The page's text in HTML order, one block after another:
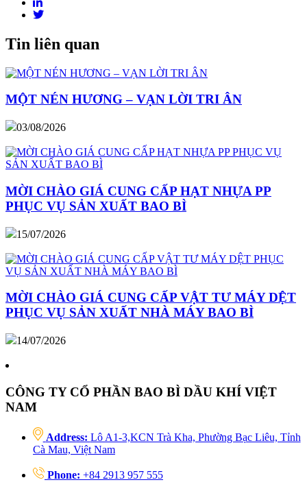
Tin liên quan
MỘT NÉN HƯƠNG – VẠN LỜI TRI ÂN
03/08/2026
MỜI CHÀO GIÁ CUNG CẤP HẠT NHỰA PP
PHỤC VỤ SẢN XUẤT BAO BÌ
15/07/2026
MỜI CHÀO GIÁ CUNG CẤP VẬT TƯ MÁY DỆT
PHỤC VỤ SẢN XUẤT NHÀ MÁY BAO BÌ
14/07/2026
CÔNG TY CỔ PHẦN BAO BÌ DẦU KHÍ VIỆT
NAM
Address: Lô A1-3,KCN Trà Kha, Phường Bạc Liêu, Tỉnh
Cà Mau, Việt Nam
Phone: +84 2913 957 555